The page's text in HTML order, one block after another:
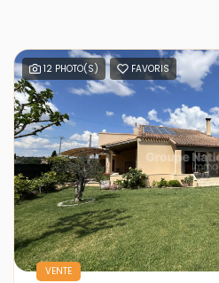
12 PHOTO(S) FAVORIS
VENTE